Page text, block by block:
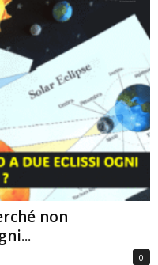
non
0